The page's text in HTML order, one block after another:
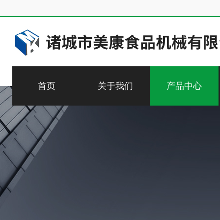
首页 关于我们 产品中心